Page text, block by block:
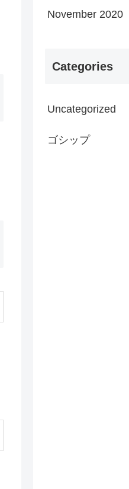
November 2020
Categories
Uncategorized
ゴシップ